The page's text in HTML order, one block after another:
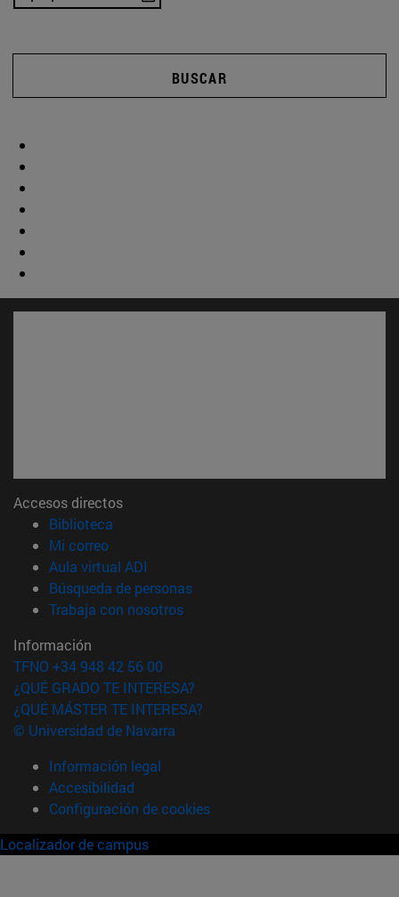
BUSCAR
Accesos directos
Biblioteca
Mi correo(abre en nueva ventana)
Aula virtual ADI
Búsqueda de personas(abre en nueva ventana)
Trabaja con nosotros(abre en nueva ventana)
Información
TFNO +34 948 42 56 00
¿QUÉ GRADO TE INTERESA?
¿QUÉ MÁSTER TE INTERESA?
© Universidad de Navarra
Información legal
Accesibilidad
Configuración de cookies
Localizador de campus